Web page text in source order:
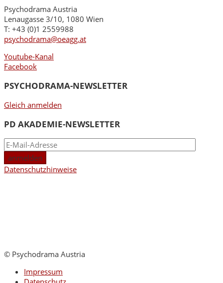
Psychodrama Austria
Lenaugasse 3/10, 1080 Wien
T: +43 (0)1 2559988
psychodrama@oeagg.at
Youtube-Kanal
Facebook
PSYCHODRAMA-NEWSLETTER
Gleich anmelden
PD AKADEMIE-NEWSLETTER
Datenschutzhinweise
© Psychodrama Austria
Impressum